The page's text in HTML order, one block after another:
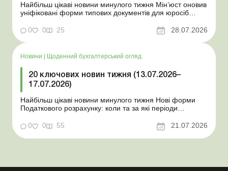
Найбільш цікаві новини минулого тижня Мін’юст оновив
уніфіковані форми типових документів для юросіб
координаційного центру з організації бронювання У
працівника виявлено статус «у розшуку»: що потрібно
0 0 25 28.07.2026
Новини Щоденний бухгалтерський огляд
20 ключових новин тижня (13.07.2026–
17.07.2026)
Найбільш цікаві новини минулого тижня Нові форми
Податкового розрахунку: коли та за які періоди
відстрочки від призову під час мобілізації удосконалено
Кабмін утворив Координаційний центр з організації
бронювання військовозобов’язаних Верховна ...
0 0 55 21.07.2026